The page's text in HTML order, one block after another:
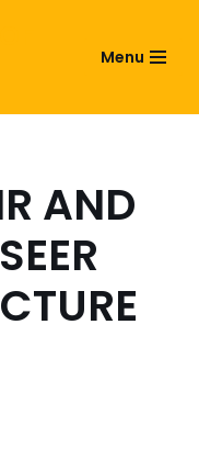
Menu
AND